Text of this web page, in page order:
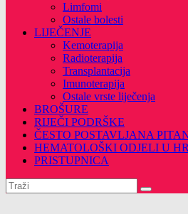
Limfomi
Ostale bolesti
LIJEČENJE
Kemoterapija
Radioterapija
Transplantacija
Imunoterapija
Ostale vrste liječenja
BROŠURE
RIJEČI PODRŠKE
ČESTO POSTAVLJANA
HEMATOLOŠKI ODJELI U HR
PRISTUPNICA